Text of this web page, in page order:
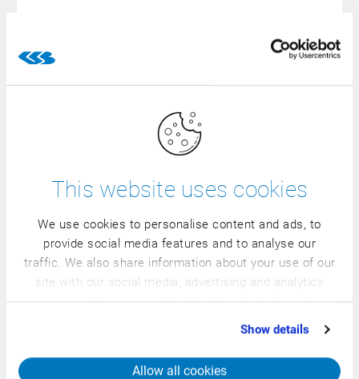
This website uses cookies
We use cookies to personalise content and ads, to
provide social media features and to analyse our
traffic. We also share information about your use of our
site with our social media, advertising and analytics
partners who may combine it with other information
that you’ve provided to them or that they’ve collected
Show details
Allow all cookies
与硬件的标准接口（CSB机架、电子秤、移动终端和收银
与机器设备的标准接口
满足零售业的需求
云服务中心
国际最佳实践标准